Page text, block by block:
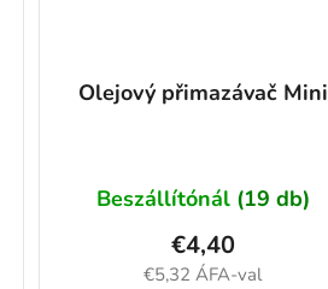
Olejový přimazávač Mini
Beszállítónál (19 db)
€5,32 ÁFA-val
€4,40